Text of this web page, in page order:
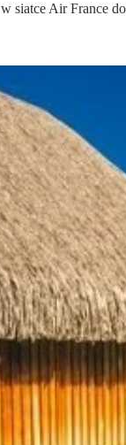
siatce Air France